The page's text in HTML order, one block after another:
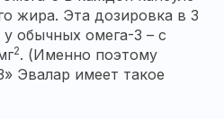
жира. Эта дозировка в 3
обычных омега-3 – с
2. (Именно поэтому
Эвалар имеет такое